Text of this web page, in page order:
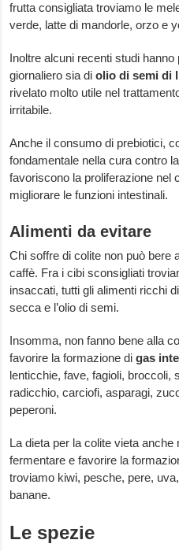
frutta consigliata troviamo le
verde, latte di mandorle, orzo e
Inoltre alcuni recenti studi
giornaliero sia di olio di semi di
rivelato molto utile nel
irritabile.
Anche il consumo di prebiotici,
fondamentale nella cura contro
favoriscono la proliferazione nel
migliorare le funzioni intestinali.
Alimenti da evitare
Chi soffre di colite non può bere
caffè. Fra i cibi sconsigliati
insaccati, tutti gli alimenti ricchi
secca e l’olio di semi.
Insomma, non fanno bene alla
favorire la formazione digas
lenticchie, fave, fagioli, broccoli,
radicchio, carciofi, asparagi,
peperoni.
La dieta per la colite vieta
fermentare e favorire la
troviamo kiwi, pesche, pere,
banane.
Le spezie